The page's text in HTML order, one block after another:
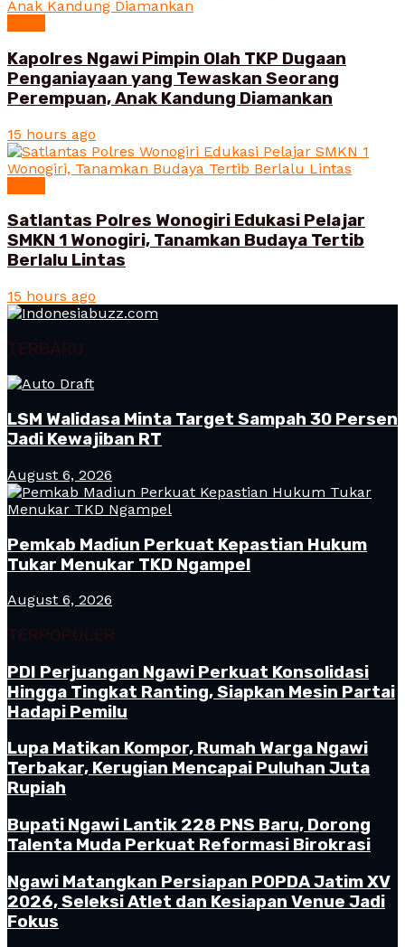
Kapolres Ngawi Pimpin Olah TKP Dugaan
Penganiayaan yang Tewaskan Seorang
Perempuan, Anak Kandung Diamankan
15 hours ago
Satlantas Polres Wonogiri Edukasi Pelajar
SMKN 1 Wonogiri, Tanamkan Budaya Tertib
Berlalu Lintas
15 hours ago
TERBARU
LSM Walidasa Minta Target Sampah 30 Persen
Jadi Kewajiban RT
August 6, 2026
Pemkab Madiun Perkuat Kepastian Hukum
Tukar Menukar TKD Ngampel
August 6, 2026
TERPOPULER
PDI Perjuangan Ngawi Perkuat Konsolidasi
Hingga Tingkat Ranting, Siapkan Mesin Partai
Hadapi Pemilu
Lupa Matikan Kompor, Rumah Warga Ngawi
Terbakar, Kerugian Mencapai Puluhan Juta
Rupiah
Bupati Ngawi Lantik 228 PNS Baru, Dorong
Talenta Muda Perkuat Reformasi Birokrasi
Ngawi Matangkan Persiapan POPDA Jatim XV
2026, Seleksi Atlet dan Kesiapan Venue Jadi
Fokus